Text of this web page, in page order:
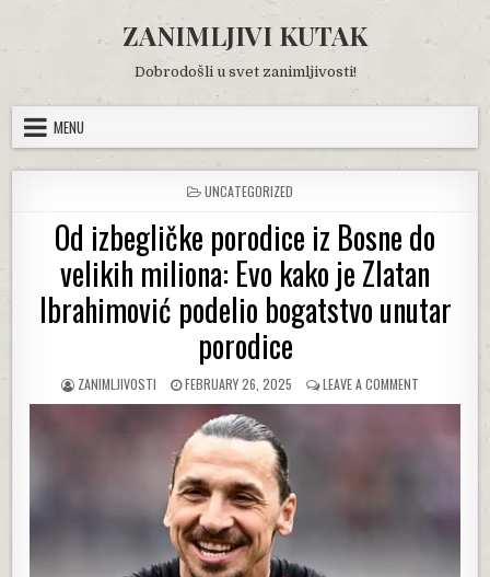
content
ZANIMLJIVI KUTAK
Dobrodošli u svet zanimljivosti!
MENU
POSTED
IN
UNCATEGORIZED
Od izbegličke porodice iz Bosne do
velikih miliona: Evo kako je Zlatan
Ibrahimović podelio bogatstvo unutar
porodice
AUTHOR:
ZANIMLJIVOSTI
PUBLISHED
DATE:
FEBRUARY 26, 2025 LEAVE A COMMENTON
OD
PORODICE
VELIKIH